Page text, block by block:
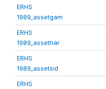
ERHS
1989_assetgam
ERHS
1989_assethar
ERHS
1989_assetsid
ERHS